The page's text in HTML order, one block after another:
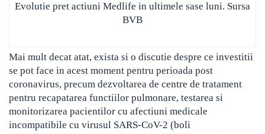
Evolutie pret actiuni Medlife in ultimele sase luni. Sursa
BVB
Mai mult decat atat, exista si o discutie despre ce investitii
se pot face in acest moment pentru perioada post
coronavirus, precum dezvoltarea de centre de tratament
pentru recapatarea functiilor pulmonare, testarea si
monitorizarea pacientilor cu afectiuni medicale
incompatibile cu virusul SARS-CoV-2 (boli